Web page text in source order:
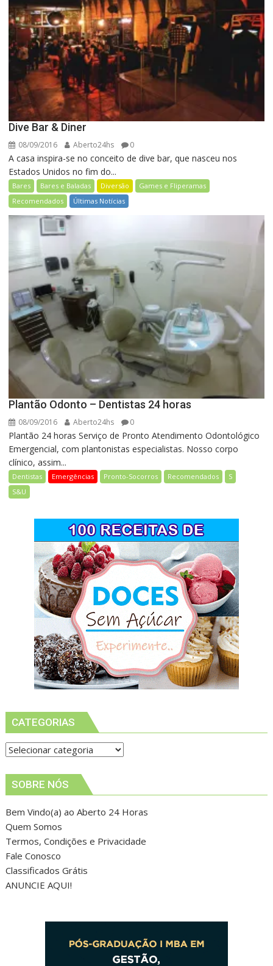
Dive Bar & Diner
08/09/2016 Aberto24hs 0
A casa inspira-se no conceito de dive bar, que nasceu nos
Estados Unidos no fim do...
Bares Bares e Baladas Diversão
Games e Fliperamas
Recomendados
Últimas Notícias
Plantão Odonto – Dentistas 24 horas
08/09/2016 Aberto24hs 0
Plantão 24 horas Serviço de Pronto Atendimento Odontológico
Emergencial, com plantonistas especialistas. Nosso corpo
clínico, assim...
Dentistas Emergências Pronto-Socorros Recomendados
S
S&U
CATEGORIAS
Categorias
SOBRE NÓS
Bem Vindo(a) ao Aberto 24 Horas
Quem Somos
Termos, Condições e Privacidade
Fale Conosco
Classificados Grátis
ANUNCIE AQUI!